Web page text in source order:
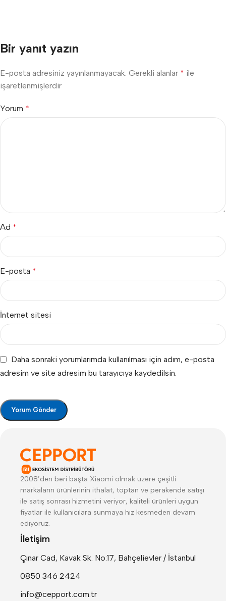
Bir yanıt yazın
E-posta adresiniz yayınlanmayacak. Gerekli alanlar * ile
işaretlenmişlerdir
Yorum *
Ad *
E-posta *
İnternet sitesi
Daha sonraki yorumlarımda kullanılması için adım, e-posta
adresim ve site adresim bu tarayıcıya kaydedilsin.
2008’den beri başta Xiaomi olmak üzere çeşitli
markaların ürünlerinin ithalat, toptan ve perakende satışı
ile satış sonrası hizmetini veriyor, kaliteli ürünleri uygun
fiyatlar ile kullanıcılara sunmaya hız kesmeden devam
ediyoruz.
İletişim
Çınar Cad, Kavak Sk. No:17, Bahçelievler / İstanbul
0850 346 2424
info@cepport.com.tr